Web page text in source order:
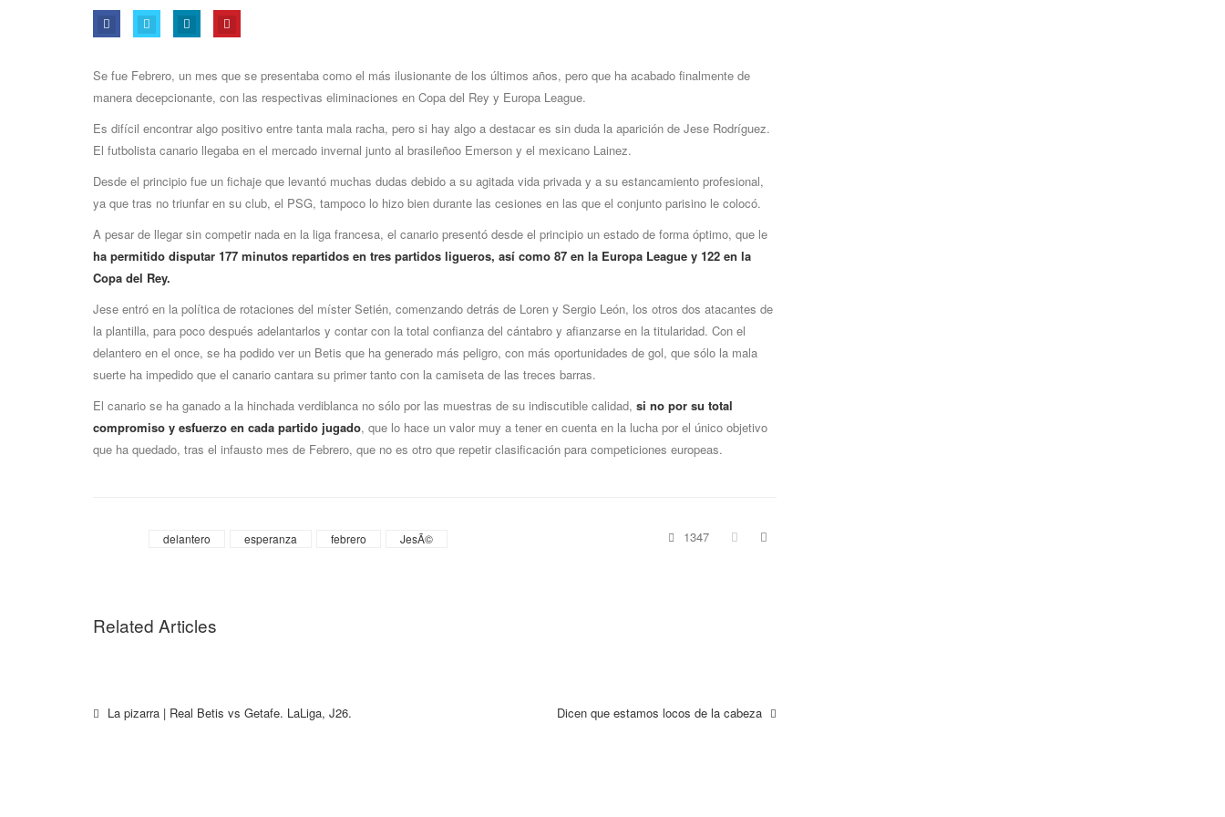
Se fue Febrero, un mes que se presentaba como el más ilusionante de los últimos años, pero que ha acabado finalmente de
manera decepcionante, con las respectivas eliminaciones en Copa del Rey y Europa League.
Es difí­cil encontrar algo positivo entre tanta mala racha, pero si hay algo a destacar es sin duda la aparición de Jese Rodríguez.
El futbolista canario llegaba en el mercado invernal junto al brasileñoo Emerson y el mexicano Lainez.
Desde el principio fue un fichaje que levantó muchas dudas debido a su agitada vida privada y a su estancamiento profesional,
ya que tras no triunfar en su club, el PSG, tampoco lo hizo bien durante las cesiones en las que el conjunto parisino le colocó.
A pesar de llegar sin competir nada en la liga francesa, el canario presentó desde el principio un estado de forma óptimo, que le
ha permitido disputar 177 minutos repartidos en tres partidos ligueros, así­ como 87 en la Europa League y 122 en la
Copa del Rey.
Jese entró en la polí­tica de rotaciones del mí­ster Setién, comenzando detrás de Loren y Sergio León, los otros dos atacantes de
la plantilla, para poco después adelantarlos y contar con la total confianza del cántabro y afianzarse en la titularidad. Con el
delantero en el once, se ha podido ver un Betis que ha generado más peligro, con más oportunidades de gol, que sólo la mala
suerte ha impedido que el canario cantara su primer tanto con la camiseta de las treces barras.
El canario se ha ganado a la hinchada verdiblanca no sólo por las muestras de su indiscutible calidad, si no por su total
compromiso y esfuerzo en cada partido jugado, que lo hace un valor muy a tener en cuenta en la lucha por el único objetivo
que ha quedado, tras el infausto mes de Febrero, que no es otro que repetir clasificación para competiciones europeas.
delantero esperanza febrero JesÃ© 1347
Related Articles
La pizarra | Real Betis vs Getafe. LaLiga, J26. Dicen que estamos locos de la cabeza